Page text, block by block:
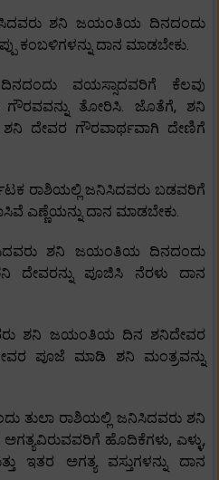
ಶನಿ ಜಯಂತಿಯ ದಿನದಂದು
ಕಂಬಳಿಗಳನ್ನು ದಾನ ಮಾಡಬೇಕು.
ವಯಸ್ಸಾದವರಿಗೆ ಕೆಲವು
ಗೌರವವನ್ನು ತೋರಿಸಿ. ಜೊತೆಗೆ, ಶನಿ
ಶನಿ ದೇವರ ಗೌರವಾರ್ಥವಾಗಿ ದೇಣಿಗೆ
ರಾಶಿಯಲ್ಲಿ ಜನಿಸಿದವರು ಬಡವರಿಗೆ
ಎಣ್ಣೆಯನ್ನು ದಾನ ಮಾಡಬೇಕು.
ಶನಿ ಜಯಂತಿಯ ದಿನದಂದು
ದೇವರನ್ನು ಪೂಜಿಸಿ ನೆರಳು ದಾನ
ಶನಿ ಜಯಂತಿಯ ದಿನ ಶನಿದೇವರ
ಪೂಜೆ ಮಾಡಿ ಶನಿ ಮಂತ್ರವನ್ನು
ತುಲಾ ರಾಶಿಯಲ್ಲಿ ಜನಿಸಿದವರು ಶನಿ
ಹೊದಿಕೆಗಳು, ಎಳ್ಳು,
ಇತರ ಅಗತ್ಯ ವಸ್ತುಗಳನ್ನು ದಾನ